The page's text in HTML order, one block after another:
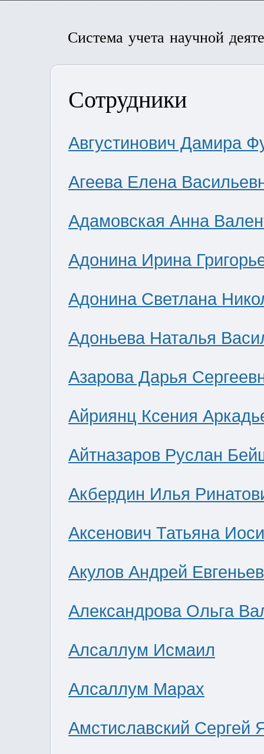
Система учета научной
Сотрудники
Августинович Дамира
Агеева Елена
Адамовская Анна
Адонина Ирина
Адонина Светлана
Адоньева Наталья
Азарова Дарья
Айриянц Ксения
Айтназаров Руслан
Акбердин Илья
Аксенович Татьяна
Акулов Андрей
Александрова Ольга
Алсаллум Исмаил
Алсаллум Марах
Амстиславский Сергей